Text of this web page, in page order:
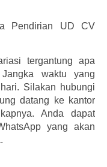
Pendirian UD CV
tergantung apa
waktu yang
Silakan hubungi
datang ke kantor
Anda dapat
yang akan